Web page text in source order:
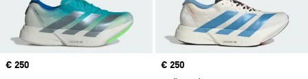
Price
€ 250
Price
€ 250